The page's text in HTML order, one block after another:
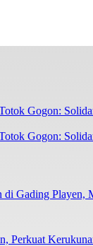
Gogon:
Gading Playen,
Perkuat